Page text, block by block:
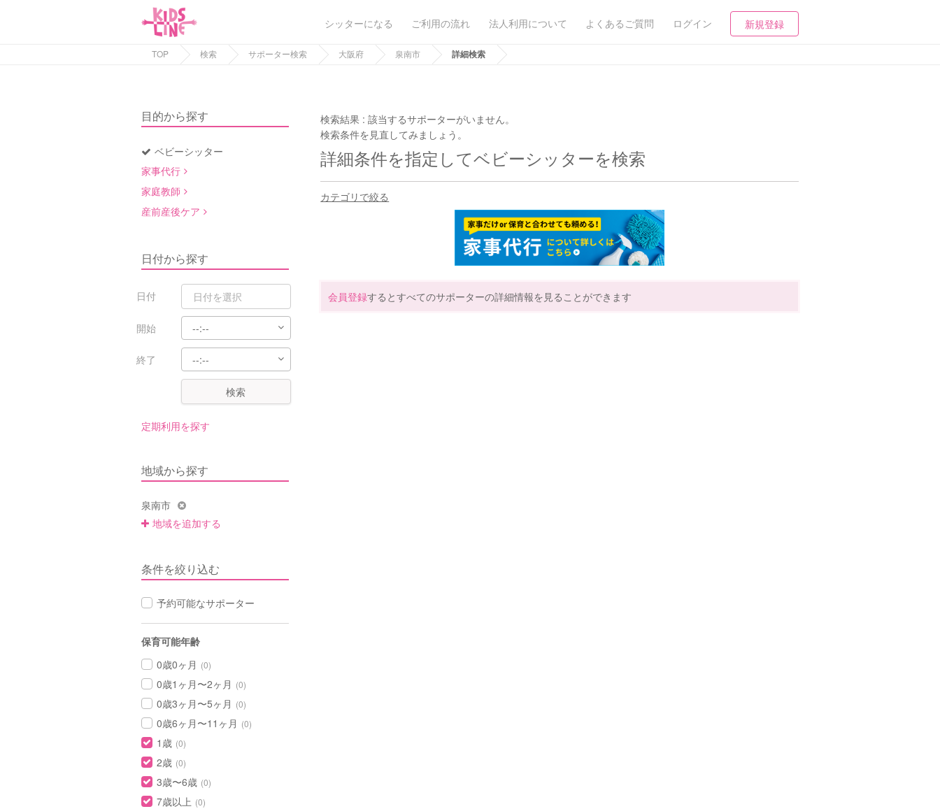
シッターになる ご利用の流れ 法人利用について よくあるご質問 ログイン 新規登録
TOP 検索 サポーター検索 大阪府 泉南市 詳細検索
目的から探す
ベビーシッター
家事代行
家庭教師
産前産後ケア
日付から探す
日付
開始
終了
検索
定期利用を探す
地域から探す
泉南市
地域を追加する
条件を絞り込む
予約可能なサポーター
保育可能年齢
0歳0ヶ月 (0)
0歳1ヶ月〜2ヶ月 (0)
0歳3ヶ月〜5ヶ月 (0)
0歳6ヶ月〜11ヶ月 (0)
1歳 (0)
2歳 (0)
3歳〜6歳 (0)
7歳以上 (0)
検索結果 :該当するサポーターがいません。
検索条件を見直してみましょう。
詳細条件を指定してベビーシッターを検索
カテゴリで絞る
会員登録するとすべてのサポーターの詳細情報を見ることができます